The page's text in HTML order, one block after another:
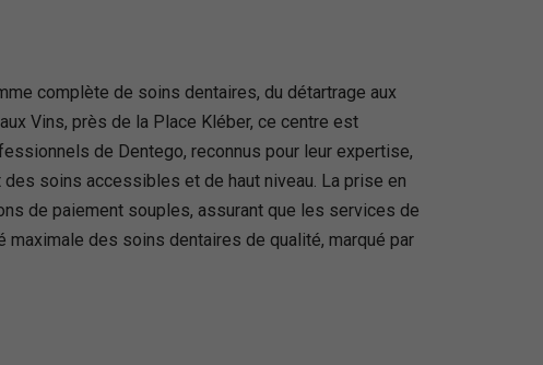
complète de soins dentaires, du détartrage aux
Vins, près de la Place Kléber, ce centre est
de Dentego, reconnus pour leur expertise,
soins accessibles et de haut niveau. La prise en
de paiement souples, assurant que les services de
des soins dentaires de qualité, marqué par